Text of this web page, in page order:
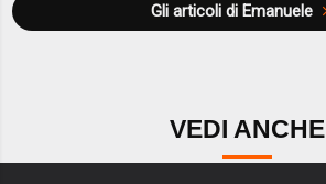
Gli articoli di Emanuele
VEDI ANCHE